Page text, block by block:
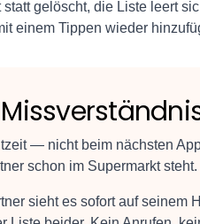
gelöscht, die Liste leert
einem Tippen wieder
— nicht beim nächsten
schon im Supermarkt steht.
sieht es sofort auf seinem